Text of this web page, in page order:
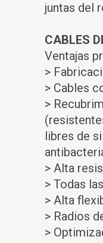
juntas del
CABLES
Ventajas
>
> Cables
>
libres de
> Alta
> Todas
> Alta
> Radios
>